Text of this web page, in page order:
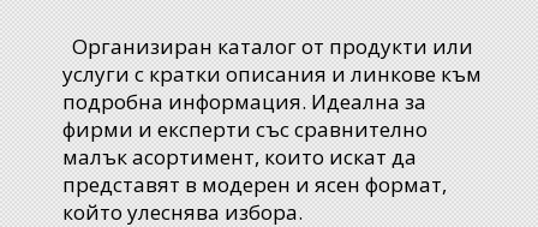
Организиран каталог от продукти или
услуги с кратки описания и линкове към
подробна информация. Идеална за
фирми и експерти със сравнително
малък асортимент, които искат да
представят в модерен и ясен формат,
който улеснява избора.